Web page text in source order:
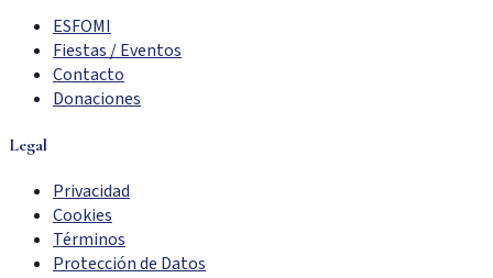
ESFOMI
Fiestas / Eventos
Contacto
Donaciones
Legal
Privacidad
Cookies
Términos
Protección de Datos